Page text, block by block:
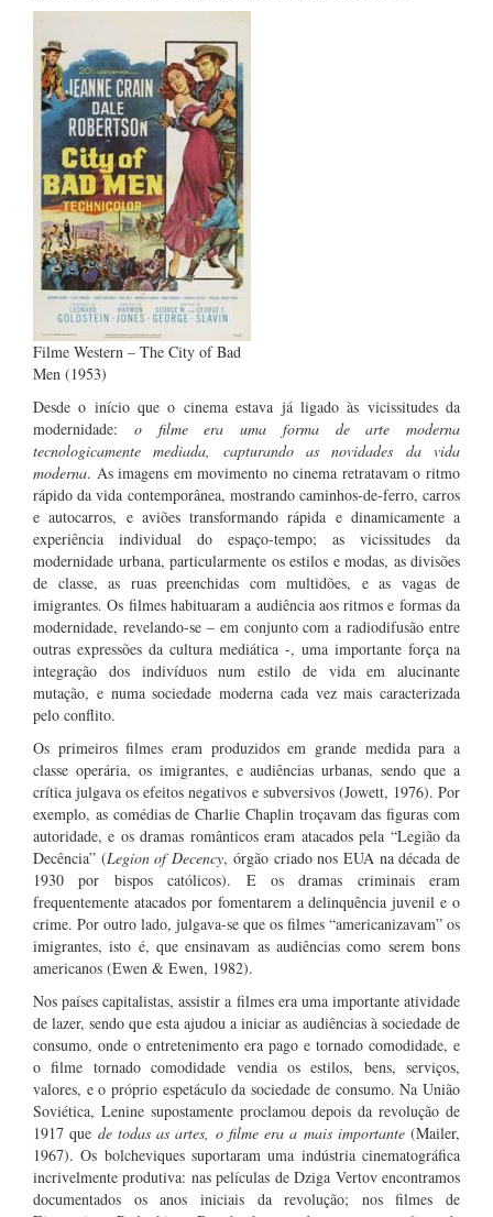
Filme Western – The City of Bad
Men (1953)
Desde o início que o cinema estava já ligado às vicissitudes da
modernidade: o filme era uma forma de arte moderna
tecnologicamente mediada, capturando as novidades da vida
moderna. As imagens em movimento no cinema retratavam o ritmo
rápido da vida contemporânea, mostrando caminhos-de-ferro, carros
e autocarros, e aviões transformando rápida e dinamicamente a
experiência individual do espaço-tempo; as vicissitudes da
modernidade urbana, particularmente os estilos e modas, as divisões
de classe, as ruas preenchidas com multidões, e as vagas de
imigrantes. Os filmes habituaram a audiência aos ritmos e formas da
modernidade, revelando-se – em conjunto com a radiodifusão entre
outras expressões da cultura mediática -, uma importante força na
integração dos indivíduos num estilo de vida em alucinante
mutação, e numa sociedade moderna cada vez mais caracterizada
pelo conflito.
Os primeiros filmes eram produzidos em grande medida para a
classe operária, os imigrantes, e audiências urbanas, sendo que a
crítica julgava os efeitos negativos e subversivos (Jowett, 1976). Por
exemplo, as comédias de Charlie Chaplin troçavam das figuras com
autoridade, e os dramas românticos eram atacados pela “Legião da
Decência” (Legion of Decency, órgão criado nos EUA na década de
1930 por bispos católicos). E os dramas criminais eram
frequentemente atacados por fomentarem a delinquência juvenil e o
crime. Por outro lado, julgava-se que os filmes “americanizavam” os
imigrantes, isto é, que ensinavam as audiências como serem bons
americanos (Ewen & Ewen, 1982).
Nos países capitalistas, assistir a filmes era uma importante atividade
de lazer, sendo que esta ajudou a iniciar as audiências à sociedade de
consumo, onde o entretenimento era pago e tornado comodidade, e
o filme tornado comodidade vendia os estilos, bens, serviços,
valores, e o próprio espetáculo da sociedade de consumo. Na União
Soviética, Lenine supostamente proclamou depois da revolução de
1917 que de todas as artes, o filme era a mais importante (Mailer,
1967). Os bolcheviques suportaram uma indústria cinematográfica
incrivelmente produtiva: nas películas de Dziga Vertov encontramos
documentados os anos iniciais da revolução; nos filmes de